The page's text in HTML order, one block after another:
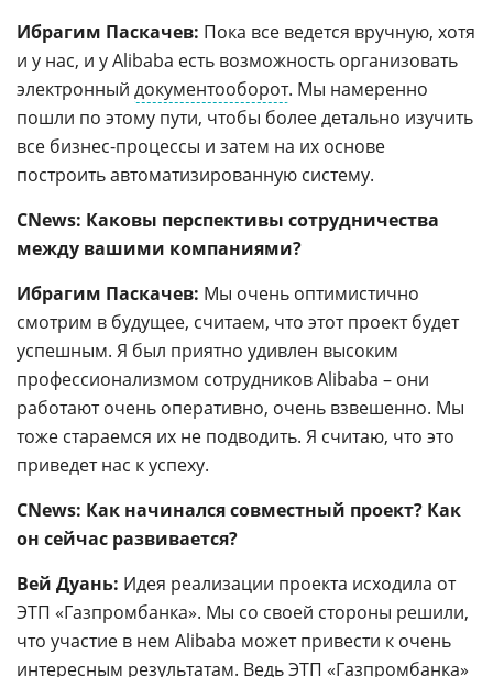
Ибрагим Паскачев: Пока все ведется вручную, хотя
и у нас, и у Alibaba есть возможность организовать
электронный документооборот. Мы намеренно
пошли по этому пути, чтобы более детально изучить
все бизнес-процессы и затем на их основе
построить автоматизированную систему.
CNews: Каковы перспективы сотрудничества
между вашими компаниями?
Ибрагим Паскачев: Мы очень оптимистично
смотрим в будущее, считаем, что этот проект будет
успешным. Я был приятно удивлен высоким
профессионализмом сотрудников Alibaba – они
работают очень оперативно, очень взвешенно. Мы
тоже стараемся их не подводить. Я считаю, что это
приведет нас к успеху.
CNews: Как начинался совместный проект? Как
он сейчас развивается?
Вей Дуань: Идея реализации проекта исходила от
ЭТП «Газпромбанка». Мы со своей стороны решили,
что участие в нем Alibaba может привести к очень
интересным результатам. ВедьЭТП «Газпромбанка»